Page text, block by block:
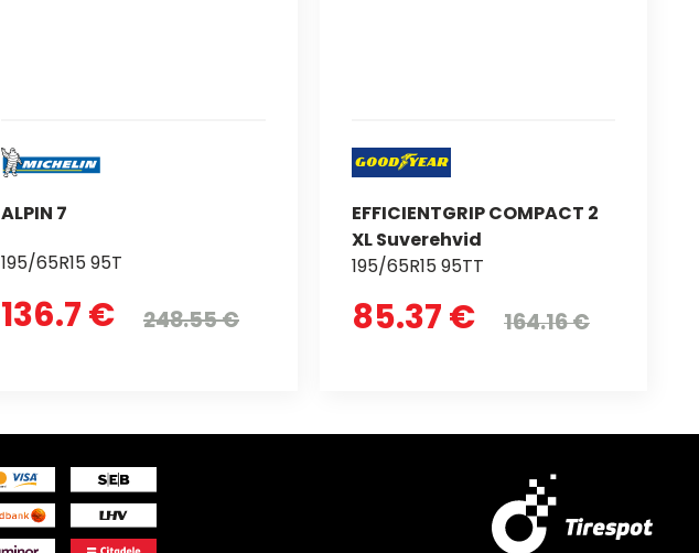
ALPIN 7
195/65R15 95T
136.7 € 248.55 €
EFFICIENTGRIP COMPACT 2
XL Suverehvid
195/65R15 95TT
85.37 € 164.16 €